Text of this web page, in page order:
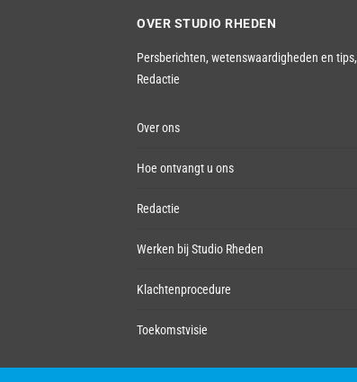
OVER STUDIO RHEDEN
Persberichten, wetenswaardigheden en tips,
Redactie
Over ons
Hoe ontvangt u ons
Redactie
Werken bij Studio Rheden
Klachtenprocedure
Toekomstvisie